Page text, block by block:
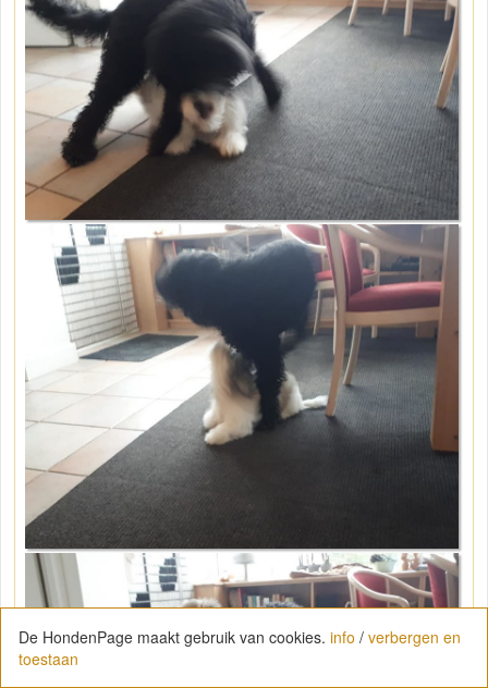
De HondenPage maakt gebruik van cookies. info / verbergen en
toestaan